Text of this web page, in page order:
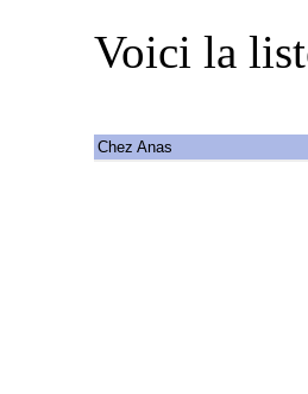
Voici la
Chez Anas